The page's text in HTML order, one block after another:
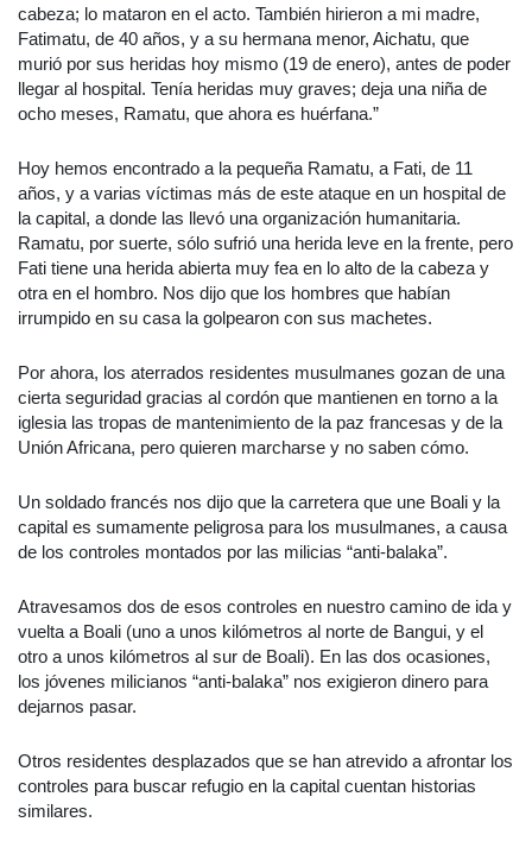
cabeza; lo mataron en el acto. También hirieron a mi madre,
Fatimatu, de 40 años, y a su hermana menor, Aichatu, que
murió por sus heridas hoy mismo (19 de enero), antes de poder
llegar al hospital. Tenía heridas muy graves; deja una niña de
ocho meses, Ramatu, que ahora es huérfana.”
Hoy hemos encontrado a la pequeña Ramatu, a Fati, de 11
años, y a varias víctimas más de este ataque en un hospital de
la capital, a donde las llevó una organización humanitaria.
Ramatu, por suerte, sólo sufrió una herida leve en la frente, pero
Fati tiene una herida abierta muy fea en lo alto de la cabeza y
otra en el hombro. Nos dijo que los hombres que habían
irrumpido en su casa la golpearon con sus machetes.
Por ahora, los aterrados residentes musulmanes gozan de una
cierta seguridad gracias al cordón que mantienen en torno a la
iglesia las tropas de mantenimiento de la paz francesas y de la
Unión Africana, pero quieren marcharse y no saben cómo.
Un soldado francés nos dijo que la carretera que une Boali y la
capital es sumamente peligrosa para los musulmanes, a causa
de los controles montados por las milicias “anti-balaka”.
Atravesamos dos de esos controles en nuestro camino de ida y
vuelta a Boali (uno a unos kilómetros al norte de Bangui, y el
otro a unos kilómetros al sur de Boali). En las dos ocasiones,
los jóvenes milicianos “anti-balaka” nos exigieron dinero para
dejarnos pasar.
Otros residentes desplazados que se han atrevido a afrontar los
controles para buscar refugio en la capital cuentan historias
similares.